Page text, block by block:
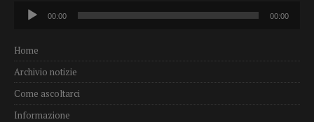
Audio
Player
00:00 00:00
Home
Archivio notizie
Come ascoltarci
Informazione